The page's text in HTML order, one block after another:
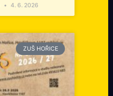
4. 6. 2026
ZUŠ HOŘICE